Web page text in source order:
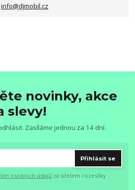
info@djmobil.cz
novinky, akce
slevy!
Zasíláme jednou za 14 dní.
Přihlásit se
osobních údajů za účelem rozesílky